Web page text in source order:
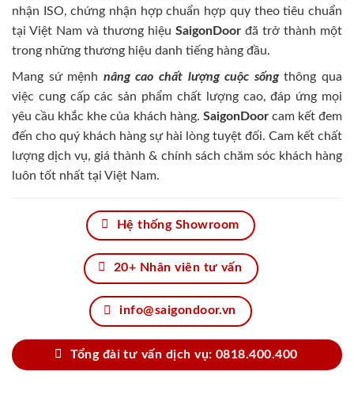
nhận ISO, chứng nhận hợp chuẩn hợp quy theo tiêu chuẩn
tại Việt Nam và thương hiệu SaigonDoor đã trở thành một
trong những thương hiệu danh tiếng hàng đầu.
Mang sứ mệnh nâng cao chất lượng cuộc sốngthông qua
việc cung cấp các sản phẩm chất lượng cao, đáp ứng mọi
yêu cầu khắc khe của khách hàng. SaigonDoorcam kết đem
đến cho quý khách hàng sự hài lòng tuyệt đối. Cam kết chất
lượng dịch vụ, giá thành & chính sách chăm sóc khách hàng
luôn tốt nhất tại Việt Nam.
Hệ thống Showroom
20+ Nhân viên tư vấn
info@saigondoor.vn
Tổng đài tư vấn dịch vụ: 0818.400.400